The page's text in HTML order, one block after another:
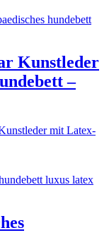
Kunstleder
–
mit Latex-